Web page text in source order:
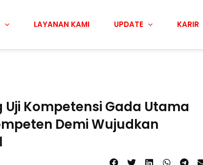
LAYANAN KAMI UPDATE KARIR
Kompetensi Gada Utama
Demi Wujudkan